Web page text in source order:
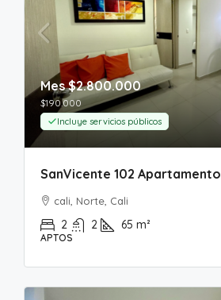
Mes$2.800.000
$190.000
Incluye servicios públicos
SanVicente 102 Apartamento
cali, Norte, Cali
2 2 65 m²
APTOS